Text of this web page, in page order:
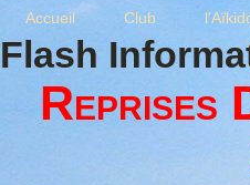
Accueil Club
Flash
Reprises